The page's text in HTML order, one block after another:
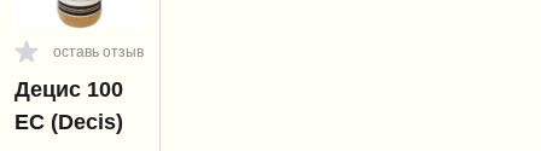
оставь отзыв
Децис 100
ЕС (Decis)